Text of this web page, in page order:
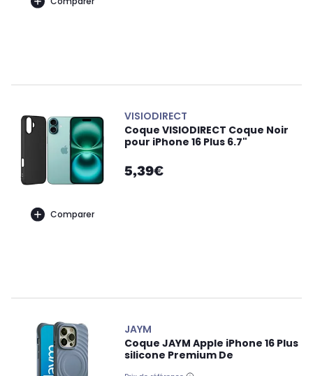
Comparer
VISIODIRECT
Coque VISIODIRECT Coque Noir
pour iPhone 16 Plus 6.7"
5,39€
JAYM
Coque JAYM Apple iPhone 16 Plus
silicone Premium De